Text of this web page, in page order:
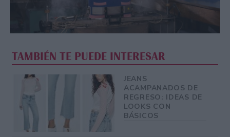
TAMBIÉN TE PUEDE INTERESAR
JEANS
ACAMPANADOS DE
REGRESO: IDEAS DE
LOOKS CON
BÁSICOS